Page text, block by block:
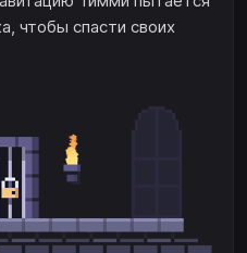
чтобы спасти своих